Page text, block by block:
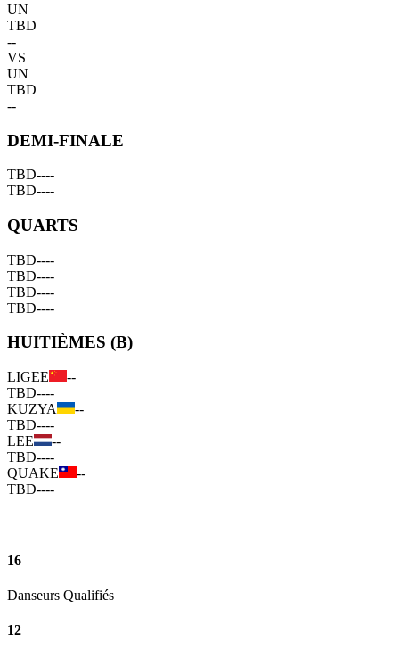
UN
TBD
--
VS
UN
TBD
--
DEMI-FINALE
TBD----
TBD----
QUARTS
TBD----
TBD----
TBD----
TBD----
HUITIÈMES (B)
LIGEE
--
TBD----
KUZYA
--
TBD----
LEE
--
TBD----
QUAKE
--
TBD----
16
Danseurs Qualifiés
12